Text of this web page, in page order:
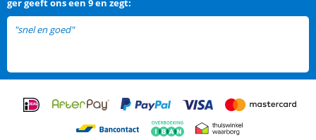
gergeeft ons een 9 en zegt:
"snel en goed"